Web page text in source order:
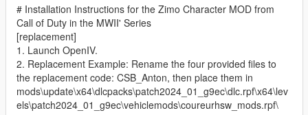
# Installation Instructions for the Zimo Character MOD from
Call of Duty in the MWII' Series
[replacement]
1. Launch OpenIV.
2. Replacement Example: Rename the four provided files to
the replacement code: CSB_Anton, then place them in
mods\update\x64\dlcpacks\patch2024_01_g9ec\dlc.rpf\x64\lev
els\patch2024_01_g9ec\vehiclemods\coureurhsw_mods.rpf\